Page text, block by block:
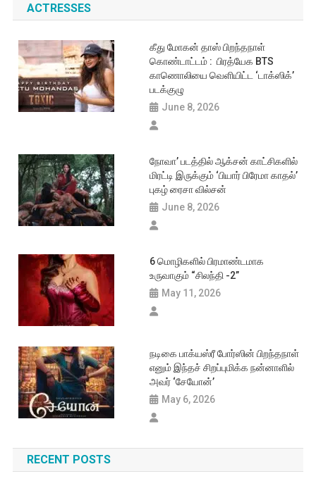
ACTRESSES
கீது மோகன் தாஸ் பிறந்தநாள்
கொண்டாட்டம் : பிரத்யேக BTS
காணொலியை வெளியிட்ட ‘டாக்ஸிக்’
படக்குழு
June 8, 2026
நோவா’ படத்தில் ஆக்சன் காட்சிகளில்
மிரட்டி இருக்கும் ‘பியார் பிரேமா காதல்’
புகழ் ரைசா வில்சன்
June 8, 2026
6 மொழிகளில் பிரமாண்டமாக
உருவாகும் “சிலந்தி -2”
May 11, 2026
நடிகை பாக்யஸ்ரீ போர்ஸின் பிறந்தநாள்
எனும் இந்தச் சிறப்புமிக்க நன்னாளில்
அவர் ‘சேயோன்’
May 6, 2026
RECENT POSTS